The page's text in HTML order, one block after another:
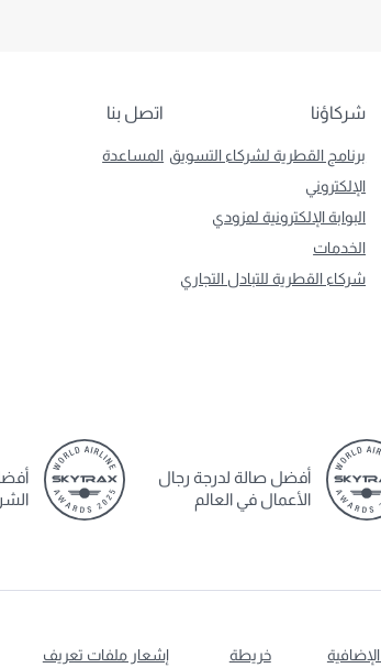
شركاؤنا اتصل بنا
برنامج القطرية لشركاء التسويق
الإلكتروني
البوابة الإلكترونية لمزودي
الخدمات
شركاء القطرية للتبادل التجاري
المساعدة
أفضل صالة لدرجة رجال
الأعمال في العالم
خريطة إشعار ملفات تعريف